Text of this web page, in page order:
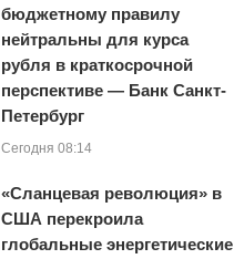
бюджетному правилу
нейтральны для курса
рубля в краткосрочной
перспективе — Банк Санкт-
Петербург
Сегодня 08:14
«Сланцевая революция» в
США перекроила
глобальные энергетические